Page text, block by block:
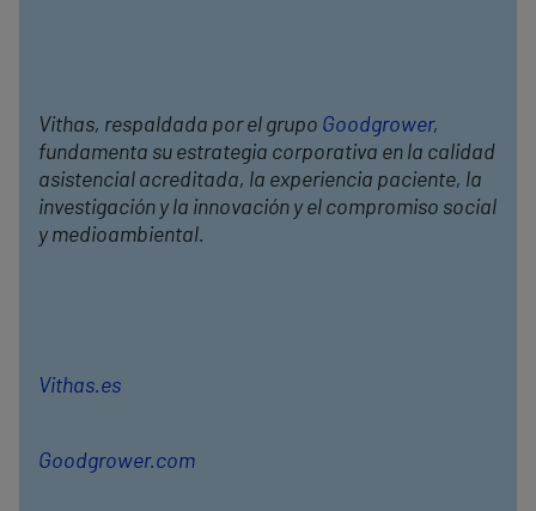
Vithas, respaldada por el grupo Goodgrower,
fundamenta su estrategia corporativa en la calidad
asistencial acreditada, la experiencia paciente, la
investigación y la innovación y el compromiso social
y medioambiental.
Vithas.es
Goodgrower.com